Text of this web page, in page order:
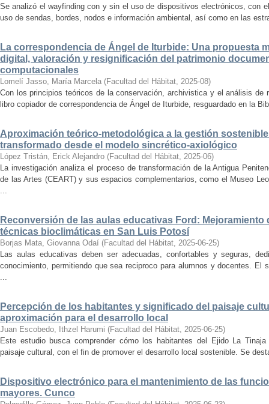
Se analizó el wayfinding con y sin el uso de dispositivos electrónicos, con
uso de sendas, bordes, nodos e información ambiental, así como en las
La correspondencia de Ángel de Iturbide: Una propuesta
digital, valoración y resignificación del patrimonio
computacionales
Lomelí Jasso, María Marcela (Facultad del Hábitat, 2025-08)
Con los principios teóricos de la conservación, archivistica y el análisis de
libro copiador de correspondencia de Ángel de Iturbide, resguardado en la
Aproximación teórico-metodológica a la gestión
transformado desde el modelo sincrético-axiológico
López Tristán, Erick Alejandro (Facultad del Hábitat, 2025-06)
La investigación analiza el proceso de transformación de la Antigua
de las Artes (CEART) y sus espacios complementarios, como el Museo
...
Reconversión de las aulas educativas Ford:
técnicas bioclimáticas en San Luis Potosí
Borjas Mata, Giovanna Odaí (Facultad del Hábitat, 2025-06-25)
Las aulas educativas deben ser adecuadas, confortables y seguras,
conocimiento, permitiendo que sea reciproco para alumnos y docentes. El
...
Percepción de los habitantes y significado del paisaje
aproximación para el desarrollo local
Juan Escobedo, Ithzel Harumi (Facultad del Hábitat, 2025-06-25)
Este estudio busca comprender cómo los habitantes del Ejido La
paisaje cultural, con el fin de promover el desarrollo local sostenible. Se
Dispositivo electrónico para el mantenimiento de las
mayores. Cunco